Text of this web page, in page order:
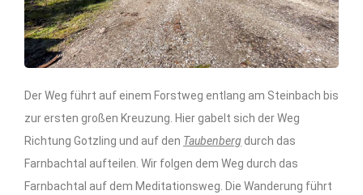
Der Weg führt auf einem Forstweg entlang am Steinbach bis
zur ersten großen Kreuzung. Hier gabelt sich der Weg
Richtung Gotzling und auf den Taubenberg durch das
Farnbachtal aufteilen. Wir folgen dem Weg durch das
Farnbachtal auf dem Meditationsweg. Die Wanderung führt